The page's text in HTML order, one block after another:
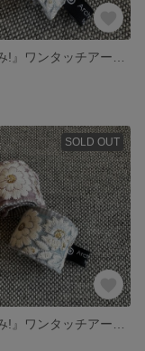
SOLD OUT